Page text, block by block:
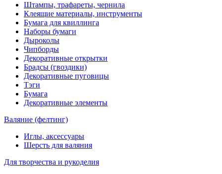
Штампы, трафареты, чернила
Клеящие материалы, инструменты
Бумага для квиллинга
Наборы бумаги
Дыроколы
Чипборды
Декоративные открытки
Брадсы (гвоздики)
Декоративные пуговицы
Тэги
Бумага
Декоративные элементы
Валяние (фелтинг)
Иглы, аксессуары
Шерсть для валяния
Для творчества и рукоделия